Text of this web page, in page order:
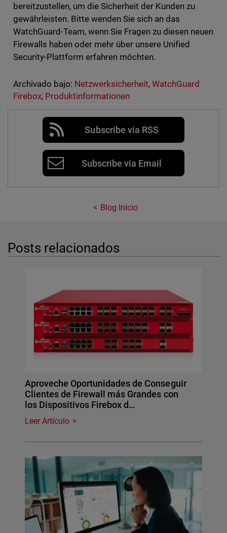
bereitzustellen, um die Sicherheit der Kunden zu
gewährleisten. Bitte wenden Sie sich an das
WatchGuard-Team, wenn Sie Fragen zu diesen neuen
Firewalls haben oder mehr über unsere Unified
Security-Plattform erfahren möchten.
Archivado bajo: Netzwerksicherheit,WatchGuard
Firebox, Produktinformationen
Subscribe via RSS
Subscribe via Email
Blog Inicio
Posts relacionados
Aproveche Oportunidades de Conseguir
Clientes de Firewall más Grandes con
los Dispositivos Firebox d…
Leer Artículo